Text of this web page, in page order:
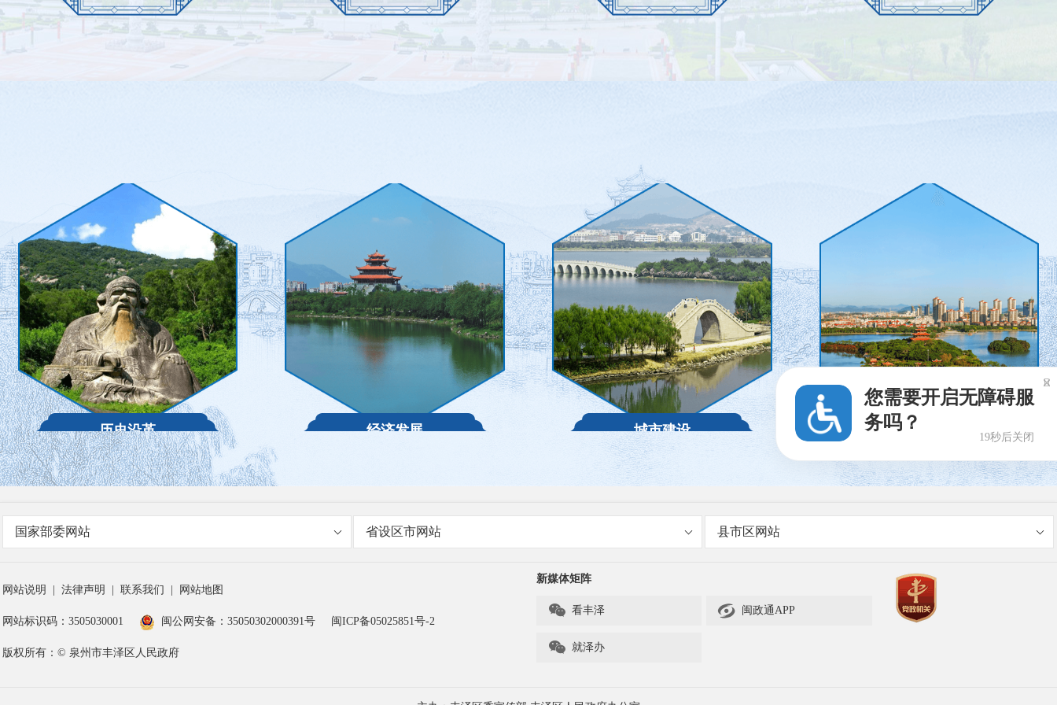
历史沿革 经济发展 城市建设 社会事业
国家部委网站 省设区市网站 县市区网站
网站说明 | 法律声明 | 联系我们 | 网站地图
网站标识码：3505030001 闽公网安备：35050302000391号 闽ICP备05025851号-2
版权所有：© 泉州市丰泽区人民政府
新媒体矩阵
 看丰泽  闽政通APP
 就泽办
您需要开启无障碍服
务吗？
17秒后关闭
